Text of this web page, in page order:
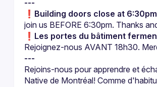
---
❗ Building doors close at
join us BEFORE 6:30pm. Thanks
❗ Les portes du bâtiment
Rejoignez-nous AVANT 18h30.
---
Rejoins-nous pour apprendre et
Native de Montréal! Comme